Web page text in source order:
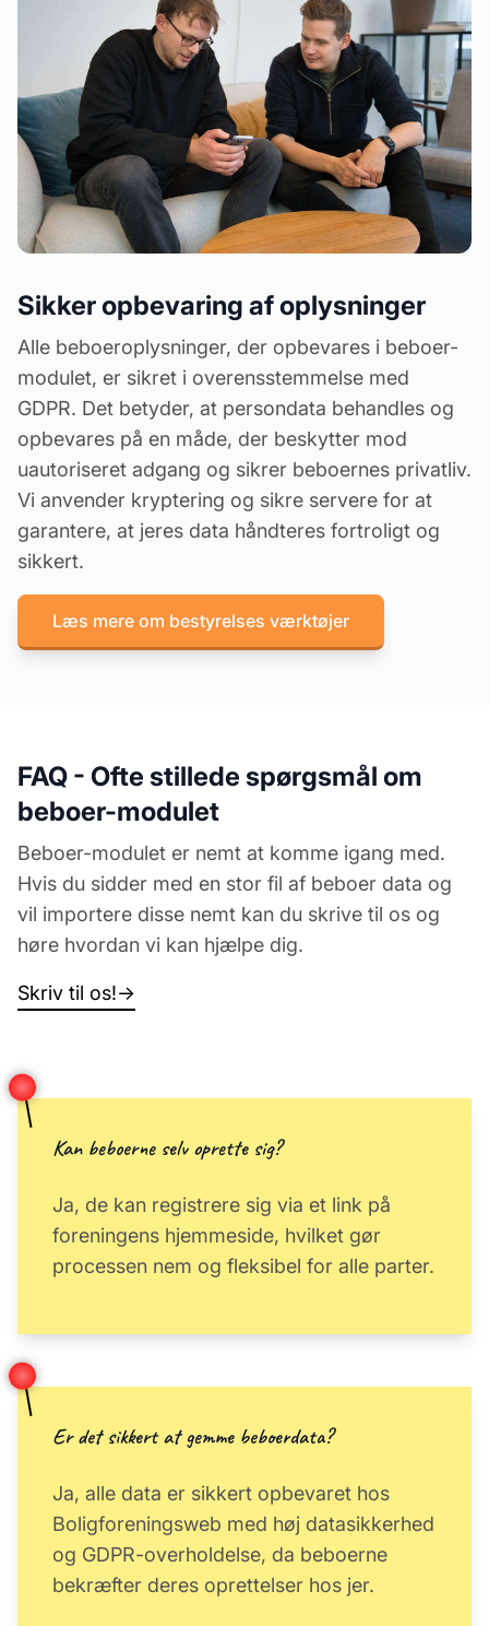
Sikker opbevaring af oplysninger
Alle beboeroplysninger, der opbevares i beboer-
modulet, er sikret i overensstemmelse med
GDPR. Det betyder, at persondata behandles og
opbevares på en måde, der beskytter mod
uautoriseret adgang og sikrer beboernes privatliv.
Vi anvender kryptering og sikre servere for at
garantere, at jeres data håndteres fortroligt og
sikkert.
Læs mere om bestyrelses værktøjer
FAQ - Ofte stillede spørgsmål om
beboer-modulet
Beboer-modulet er nemt at komme igang med.
Hvis du sidder med en stor fil af beboer data og
vil importere disse nemt kan du skrive til os og
høre hvordan vi kan hjælpe dig.
Skriv til os!→
Kan beboerne selv oprette sig?
Ja, de kan registrere sig via et link på
foreningens hjemmeside, hvilket gør
processen nem og fleksibel for alle parter.
Er det sikkert at gemme beboerdata?
Ja, alle data er sikkert opbevaret hos
Boligforeningsweb med høj datasikkerhed
og GDPR-overholdelse, da beboerne
bekræfter deres oprettelser hos jer.